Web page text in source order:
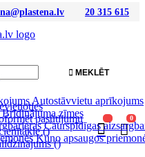
20 315 615
 MEKLĒT
pasūtījumu
()
()
0
Autostāvvietu aprīkojums
Brīdinājuma zīmes
Caurspīdīgas
Kūno apsaugos